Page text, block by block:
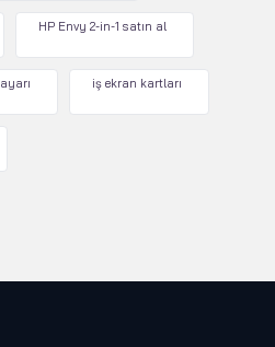
HP Envy 2-in-1 satın al
iş ekran kartları